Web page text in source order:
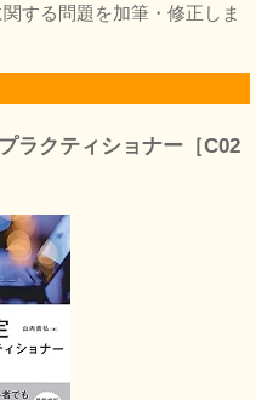
する問題を加筆・修正しま
ラクティショナー［C02